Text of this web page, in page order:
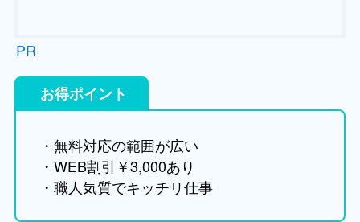
PR
お得ポイント
・無料対応の範囲が広い
・WEB割引￥3,000あり
・職人気質でキッチリ仕事